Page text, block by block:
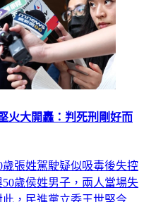
火大開轟：判死刑剛好而
張姓駕駛疑似吸毒後失控
歲侯姓男子，兩人當場失